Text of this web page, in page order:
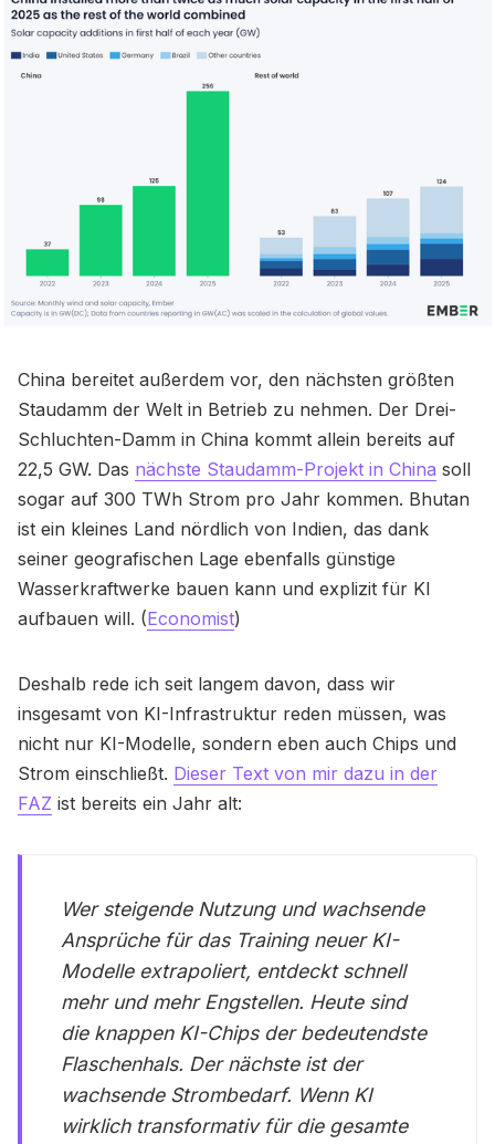
China bereitet außerdem vor, den nächsten größten
Staudamm der Welt in Betrieb zu nehmen. Der Drei-
Schluchten-Damm in China kommt allein bereits auf
22,5 GW. Das nächste Staudamm-Projekt in China soll
sogar auf 300 TWh Strom pro Jahr kommen. Bhutan
ist ein kleines Land nördlich von Indien, das dank
seiner geografischen Lage ebenfalls günstige
Wasserkraftwerke bauen kann und explizit für KI
aufbauen will. (Economist)
Deshalb rede ich seit langem davon, dass wir
insgesamt von KI-Infrastruktur reden müssen, was
nicht nur KI-Modelle, sondern eben auch Chips und
Strom einschließt. Dieser Text von mir dazu in der
FAZ ist bereits ein Jahr alt:
Wer steigende Nutzung und wachsende
Ansprüche für das Training neuer KI-
Modelle extrapoliert, entdeckt schnell
mehr und mehr Engstellen. Heute sind
die knappen KI-Chips der bedeutendste
Flaschenhals. Der nächste ist der
wachsende Strombedarf. Wenn KI
wirklich transformativ für die gesamte